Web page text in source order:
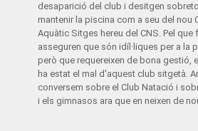
desaparició del club i desitgen
mantenir la piscina com a seu del nou
Aquàtic Sitges hereu del CNS. Pel que
asseguren que són idíl·liques per a la
però que requereixen de bona gestió,
ha estat el mal d'aquest club sitgetà.
conversem sobre el Club Natació i
i els gimnasos ara que en neixen de